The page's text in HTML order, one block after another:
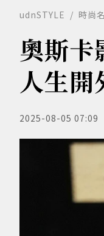
udnSTYLE 時尚
奧斯卡
人生開
2025-08-05 07:09